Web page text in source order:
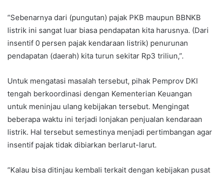
“Sebenarnya dari (pungutan) pajak PKB maupun BBNKB
listrik ini sangat luar biasa pendapatan kita harusnya. (Dari
insentif 0 persen pajak kendaraan listrik) penurunan
pendapatan (daerah) kita turun sekitar Rp3 triliun,”.
Untuk mengatasi masalah tersebut, pihak Pemprov DKI
tengah berkoordinasi dengan Kementerian Keuangan
untuk meninjau ulang kebijakan tersebut. Mengingat
beberapa waktu ini terjadi lonjakan penjualan kendaraan
listrik. Hal tersebut semestinya menjadi pertimbangan agar
insentif pajak tidak dibiarkan berlarut-larut.
“Kalau bisa ditinjau kembali terkait dengan kebijakan pusat